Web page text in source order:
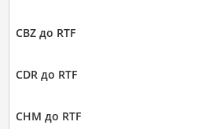
CBZ до RTF
CDR до RTF
CHM до RTF